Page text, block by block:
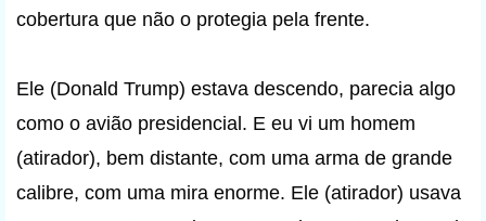
cobertura que não o protegia pela frente.
Ele (Donald Trump) estava descendo, parecia algo
como o avião presidencial. E eu vi um homem
(atirador), bem distante, com uma arma de grande
calibre, com uma mira enorme. Ele (atirador) usava